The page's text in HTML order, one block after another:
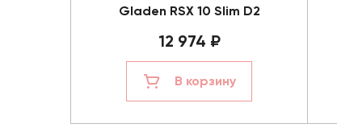
Gladen RSX 10 Slim D2
12 974 ₽
В корзину